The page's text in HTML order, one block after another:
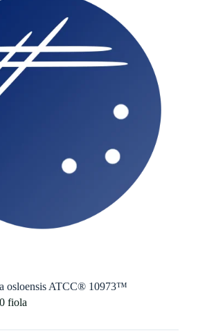
osloensis ATCC® 10973™
fiola